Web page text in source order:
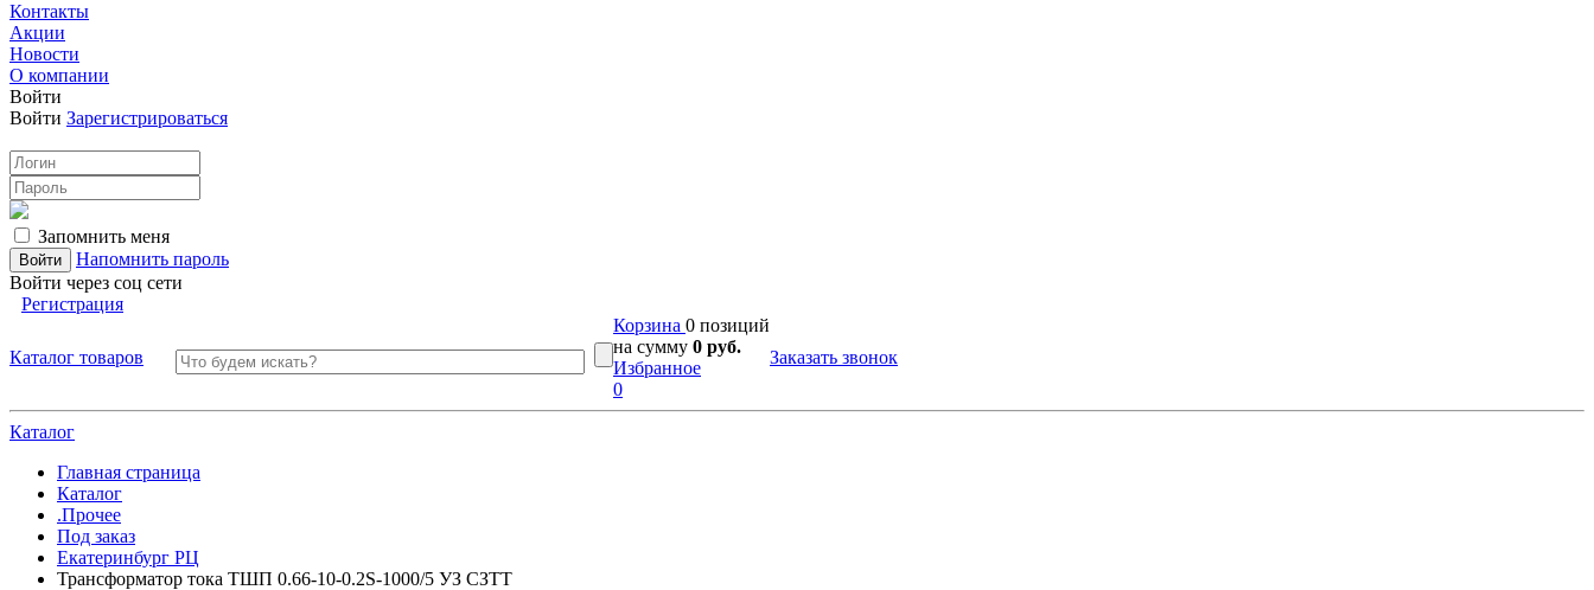
Контакты
Акции
Новости
О компании
Войти
Войти Зарегистрироваться
Запомнить меня
Напомнить пароль
Войти через соц сети
Регистрация
Каталог товаров
Корзина 0 позиций
на сумму 0 руб.
Избранное
0
Заказать звонок
Каталог
Главная страница
Каталог
.Прочее
Под заказ
Екатеринбург РЦ
Трансформатор тока ТШП 0.66-10-0.2S-1000/5 УЗ СЗТТ